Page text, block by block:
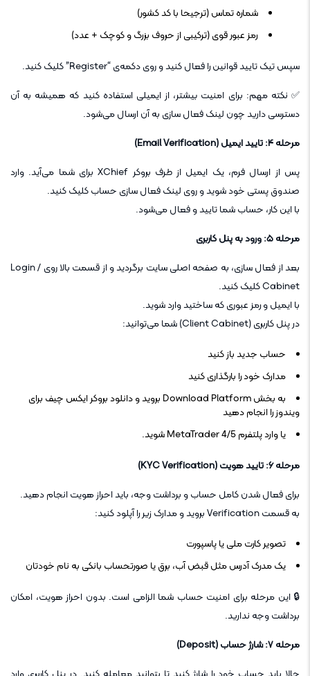
شماره تماس (ترجیحا با کد کشور)
رمز عبور قوی (ترکیبی از حروف بزرگ و کوچک + عدد)
سپس تیک تایید قوانین را فعال کنید و روی دکمه‌ی “Register” کلیک کنید.
✅ نکته مهم: برای امنیت بیشتر، از ایمیلی استفاده کنید که همیشه به آن
دسترسی دارید چون لینک فعال سازی به آن ارسال می‌شود.
مرحله ۴: تایید ایمیل (Email Verification)
پس از ارسال فرم، یک ایمیل از طرف بروکر XChief برای شما می‌آید. وارد
صندوق پستی خود شوید و روی لینک فعال سازی حساب کلیک کنید.
با این کار، حساب شما تایید و فعال می‌شود.
مرحله ۵: ورود به پنل کاربری
بعد از فعال سازی، به صفحه اصلی سایت برگردید و از قسمت بالا روی Login /
Cabinet کلیک کنید.
با ایمیل و رمز عبوری که ساختید وارد شوید.
در پنل کاربری (Client Cabinet) شما می‌توانید:
حساب جدید باز کنید
مدارک خود را بارگذاری کنید
به بخش Download Platform بروید و دانلود بروکر ایکس چیف برای
ویندوز را انجام دهید
یا وارد پلتفرم MetaTrader 4/5 شوید.
مرحله ۶: تایید هویت (KYC Verification)
برای فعال شدن کامل حساب و برداشت وجه، باید احراز هویت انجام دهید.
به قسمت Verification بروید و مدارک زیر را آپلود کنید:
تصویر کارت ملی یا پاسپورت
یک مدرک آدرس مثل قبض آب، برق یا صورتحساب بانکی به نام خودتان
🔒 این مرحله برای امنیت حساب شما الزامی است. بدون احراز هویت، امکان
برداشت وجه ندارید.
مرحله ۷: شارژ حساب (Deposit)